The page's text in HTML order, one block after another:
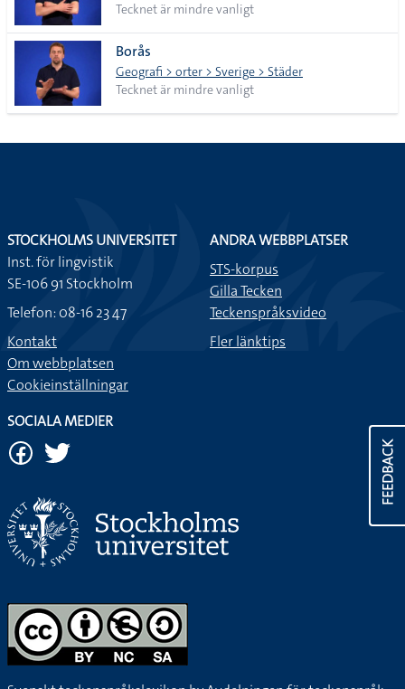
Tecknet är mindre vanligt
Borås
Geografi > orter > Sverige > Städer
Tecknet är mindre vanligt
FEEDBACK
STOCKHOLMS UNIVERSITET
Inst. för lingvistik
SE-106 91 Stockholm
Telefon: 08-16 23 47
Kontakt
Om webbplatsen
Cookieinställningar
ANDRA WEBBPLATSER
STS-korpus
Gilla Tecken
Teckenspråksvideo
Fler länktips
SOCIALA MEDIER